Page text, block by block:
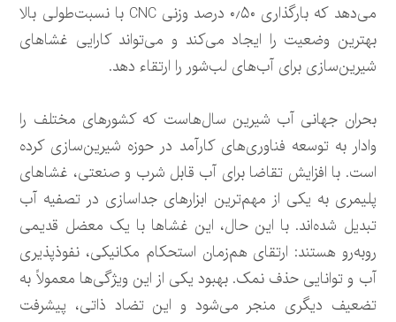
می‌دهد که بارگذاری ۰٫۵۰ درصد وزنی CNC با نسبت‌طولی بالا
بهترین وضعیت را ایجاد می‌کند و می‌تواند کارایی غشاهای
شیرین‌سازی برای آب‌های لب‌شور را ارتقاء دهد.
بحران جهانی آب شیرین سال‌هاست که کشورهای مختلف را
وادار به توسعه فناوری‌های کارآمد در حوزه شیرین‌سازی کرده
است. با افزایش تقاضا برای آب قابل شرب و صنعتی، غشاهای
پلیمری به یکی از مهم‌ترین ابزارهای جداسازی در تصفیه آب
تبدیل شده‌اند. با این حال، این غشاها با یک معضل قدیمی
روبه‌رو هستند: ارتقای هم‌زمان استحکام مکانیکی، نفوذپذیری
آب و توانایی حذف نمک. بهبود یکی از این ویژگی‌ها معمولاً به
تضعیف دیگری منجر می‌شود و این تضاد ذاتی، پیشرفت